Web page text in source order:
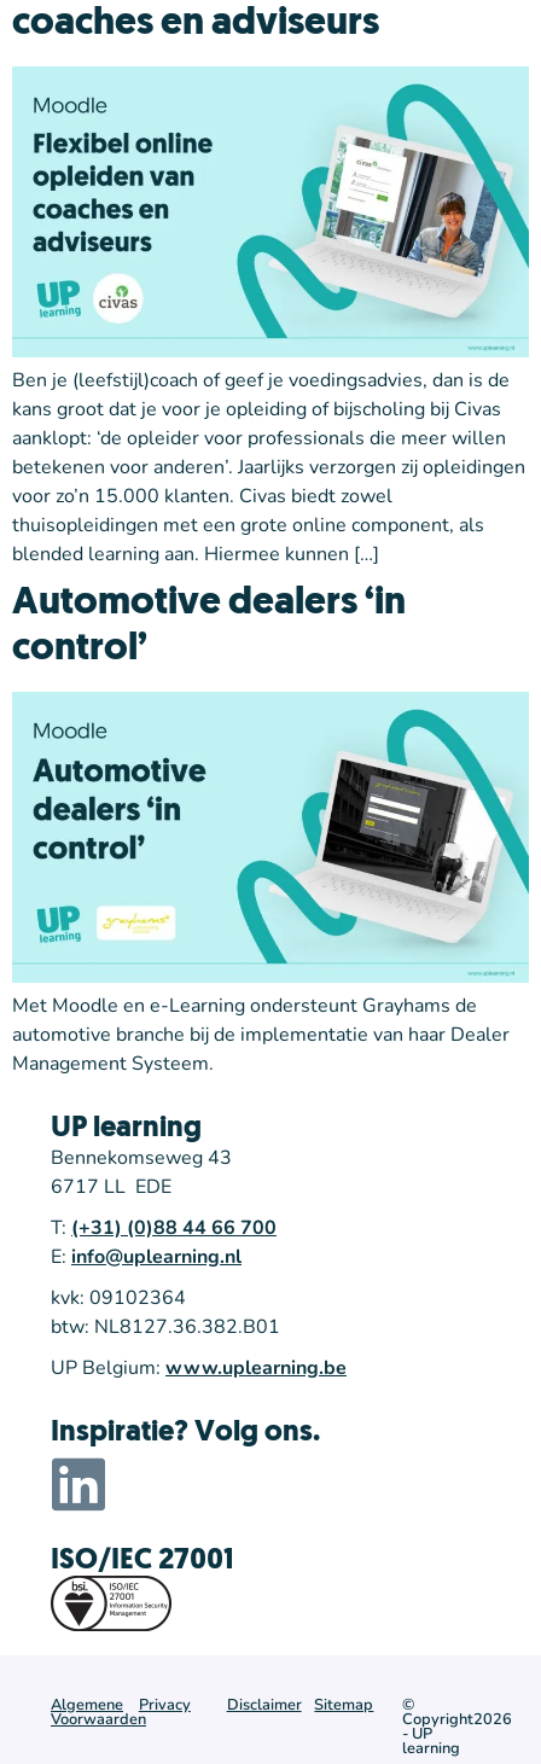
coaches en adviseurs
Ben je (leefstijl)coach of geef je voedingsadvies, dan is de
kans groot dat je voor je opleiding of bijscholing bij Civas
aanklopt: ‘de opleider voor professionals die meer willen
betekenen voor anderen’. Jaarlijks verzorgen zij opleidingen
voor zo’n 15.000 klanten. Civas biedt zowel
thuisopleidingen met een grote online component, als
blended learning aan. Hiermee kunnen […]
Automotive dealers ‘in
control’
Met Moodle en e-Learning ondersteunt Grayhams de
automotive branche bij de implementatie van haar Dealer
Management Systeem.
UP learning
Bennekomseweg 43
6717 LL EDE
T: (+31) (0)88 44 66 700
E: info@uplearning.nl
kvk: 09102364
btw: NL8127.36.382.B01
UP Belgium: www.uplearning.be
Inspiratie? Volg ons.
ISO/IEC 27001
Algemene
Voorwaarden
Privacy Disclaimer Sitemap ©
Copyright2026
- UP
learning